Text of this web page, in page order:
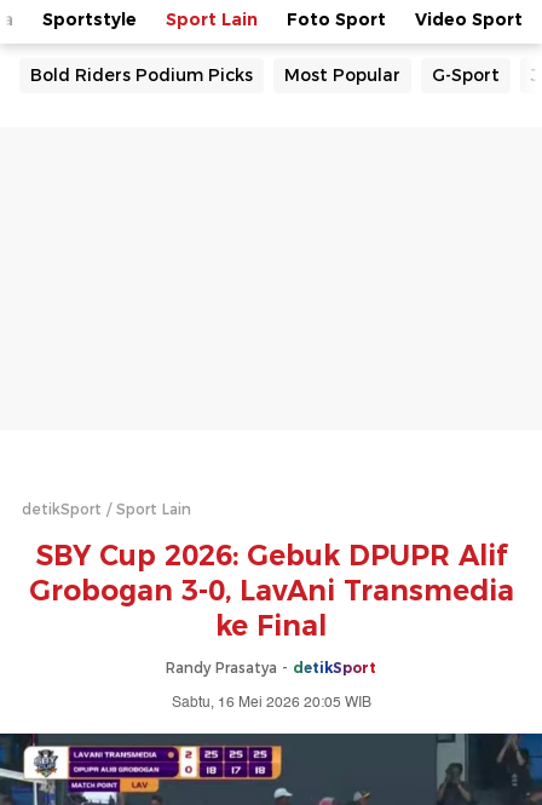
Sportstyle Sport Lain Foto Sport Video Sport
Bold Riders Podium Picks Most Popular G-Sport
detikSport Sport Lain
SBY Cup 2026: Gebuk DPUPR Alif
Grobogan 3-0, LavAni Transmedia
ke Final
Randy Prasatya - detikSport
Sabtu, 16 Mei 2026 20:05 WIB